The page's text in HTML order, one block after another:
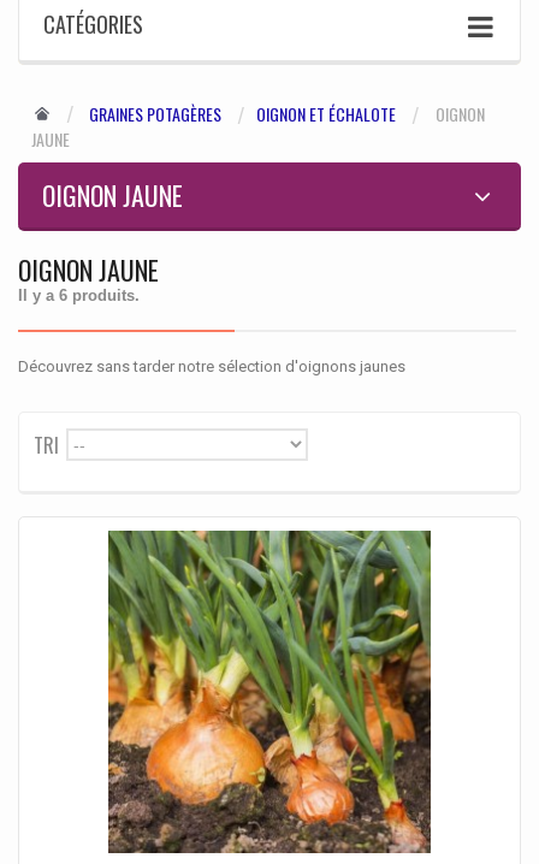
CATÉGORIES
GRAINES POTAGÈRES OIGNON ET ÉCHALOTE
OIGNON
JAUNE
OIGNON JAUNE
OIGNON JAUNE
Il y a 6 produits.
Découvrez sans tarder notre sélection d'oignons jaunes
TRI --